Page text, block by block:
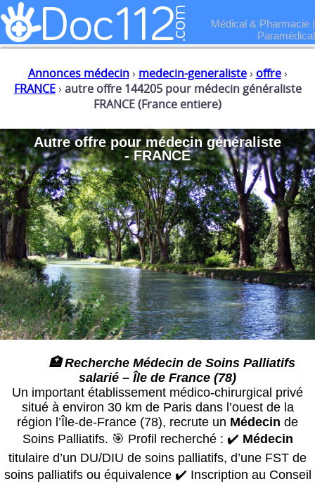
Médical & Pharmacie |
Paramédical
Annonces médecin › medecin-generaliste › offre ›
FRANCE › autre offre 144205 pour médecin généraliste
FRANCE (France entiere)
Autre offre pourmédecin généraliste
- FRANCE
🏥 Recherche Médecin de Soins Palliatifs
salarié – Île de France (78)
Un important établissement médico-chirurgical privé
situé à environ 30 km de Paris dans l’ouest de la
région l’Île-de-France (78), recrute un Médecin de
Soins Palliatifs. 🎯 Profil recherché : ✔️ Médecin
titulaire d’un DU/DIU de soins palliatifs, d’une FST de
soins palliatifs ou équivalence ✔️ Inscription au Conseil